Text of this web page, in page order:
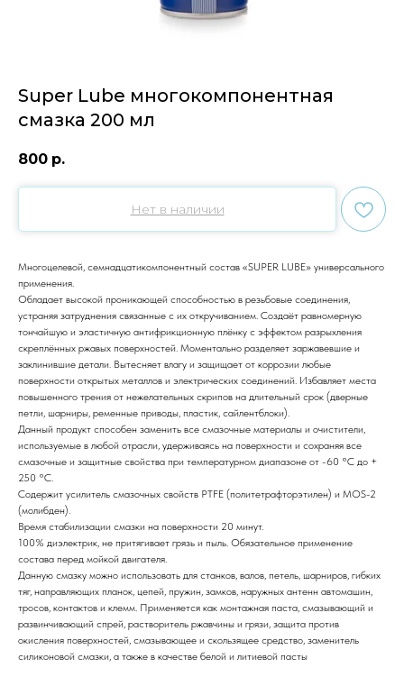
Super Lube многокомпонентная
смазка 200 мл
800 р.
Нет в наличии
Многоцелевой, семнадцатикомпонентный состав «SUPER LUBE» универсального
применения.
Обладает высокой проникающей способностью в резьбовые соединения,
устраняя затруднения связанные с их откручиванием. Создаёт равномерную
тончайшую и эластичную антифрикционную плёнку с эффектом разрыхления
скреплённых ржавых поверхностей. Моментально разделяет заржавевшие и
заклинившие детали. Вытесняет влагу и защищает от коррозии любые
поверхности открытых металлов и электрических соединений. Избавляет места
повышенного трения от нежелательных скрипов на длительный срок (дверные
петли, шарниры, ременные приводы, пластик, сайлентблоки).
Данный продукт способен заменить все смазочные материалы и очистители,
используемые в любой отрасли, удерживаясь на поверхности и сохраняя все
смазочные и защитные свойства при температурном диапазоне от -60 °С до +
250 °С.
Содержит усилитель смазочных свойств PTFE (политетрафторэтилен) и MOS-2
(молибден).
Время стабилизации смазки на поверхности 20 минут.
100% диэлектрик, не притягивает грязь и пыль. Обязательное применение
состава перед мойкой двигателя.
Данную смазку можно использовать для станков, валов, петель, шарниров, гибких
тяг, направляющих планок, цепей, пружин, замков, наружных антенн автомашин,
тросов, контактов и клемм. Применяется как монтажная паста, смазывающий и
развинчивающий спрей, растворитель ржавчины и грязи, защита против
окисления поверхностей, смазывающее и скользящее средство, заменитель
силиконовой смазки, а также в качестве белой и литиевой пасты